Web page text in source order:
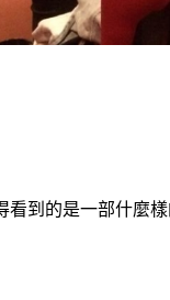
到的是一部什麼樣